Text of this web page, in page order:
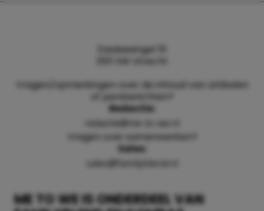
ME TO WE IS ONDERDEEL VAN
Daalsesingel 51
3511 SW Utrecht
Vragen/opmerkingen over de inhoud van artikelen
of persberichten?
Redactie:
redactie@me-to-we.nl
Vragen over samenwerken?
Sales:
sales@familyblend.nl